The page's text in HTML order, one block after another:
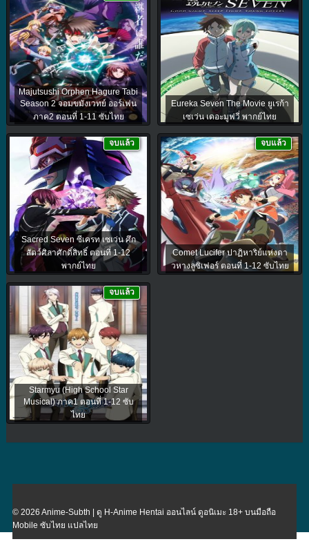
Majutsushi Orphen Hagure Tabi
Season 2 จอมขมังเวทย์ ออร์เฟน
ภาค2 ตอนที่ 1-11 ซับไทย
Eureka Seven The Movie ยูเรก้า
เซเว่น เดอะมูฟวี่ พากย์ไทย
Sacred Seven ซีเครท เซเว่น ศึก
สัตว์ศิลาศักดิ์สิทธิ์ ตอนที่ 1-12
พากย์ไทย
จบแล้ว
Comet Lucifer ปาฏิหาริย์แห่งดา
วหางลูซิเฟอร์ ตอนที่ 1-12 ซับไทย
จบแล้ว
Starmyu (High School Star
Musical) ภาค1 ตอนที่ 1-12 ซับ
ไทย
จบแล้ว
© 2026 Anime-Subth | ดู H-Anime Hentai ออนไลน์ ดูอนิเมะ 18+ บนมือถือ
Mobile ซับไทย แปลไทย